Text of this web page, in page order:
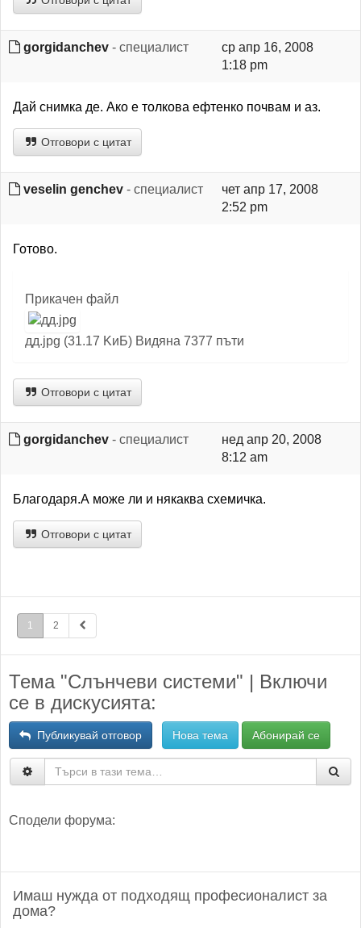
gorgidanchev - специалист
ср апр 16, 2008
1:18 pm
Дай снимка де. Ако е толкова ефтенко почвам и аз.
Отговори с цитат
veselin genchev - специалист
чет апр 17, 2008
2:52 pm
Готово.
Прикачен файл
дд.jpg (31.17 KиБ) Видяна 7377 пъти
Отговори с цитат
gorgidanchev - специалист
нед апр 20, 2008
8:12 am
Благодаря.А може ли и някаква схемичка.
Отговори с цитат
1 2
Тема "Слънчеви системи" | Включи
се в дискусията:
Публикувай отговор Нова тема Абонирай се
Сподели форума:
Имаш нужда от подходящ професионалист за
дома?